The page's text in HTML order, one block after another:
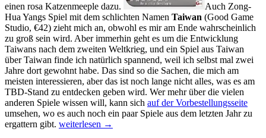
einen rosa Katzenmeeple dazu.
Auch Zong-
Hua Yangs Spiel mit dem schlichten Namen Taiwan (Good Game
Studio, €42) zieht mich an, obwohl es mir am Ende wahrscheinlich
zu groß sein wird. Aber immerhin geht es um die Entwicklung
Taiwans nach dem zweiten Weltkrieg, und ein Spiel aus Taiwan
über Taiwan finde ich natürlich spannend, weil ich selbst mal zwei
Jahre dort gewohnt habe. Das sind so die Sachen, die mich am
meisten interessieren, aber das ist noch lange nicht alles, was es am
TBD-Stand zu entdecken geben wird. Wer mehr über die vielen
anderen Spiele wissen will, kann sich auf der Vorbestellungsseite
umsehen, wo es auch noch ein paar Spiele aus dem letzten Jahr zu
ergattern gibt. Drei
weiterlesen →